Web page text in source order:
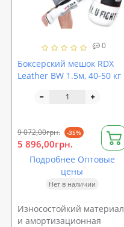
0
Боксерский мешок RDX
Leather BW 1.5м, 40-50 кг
9 072,00грн. -35%
5 896,00грн.
Подробнее Оптовые
цены
Нет в наличии
Износостойкий материал
и амортизационная